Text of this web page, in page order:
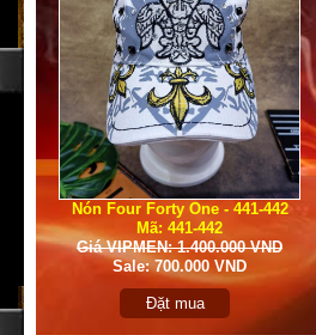
Nón Four Forty One - 441-442
Mã: 441-442
Giá VIPMEN: 1.400.000 VND
Sale: 700.000 VND
Đặt mua